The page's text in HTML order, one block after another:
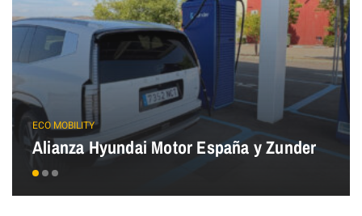
ECO MOBILITY
Alianza Hyundai Motor España y Zunder